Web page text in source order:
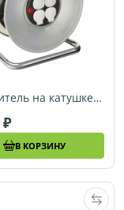
Удлинитель на катушке 25 м Brennenstuhl Garant (1195056)
В КОРЗИНУ